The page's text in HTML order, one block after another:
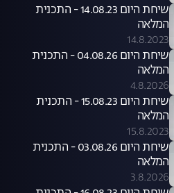
שיחת היום 14.08.23 - התכנית
המלאה
14.8.2023
שיחת היום 04.08.26 - התכנית
המלאה
4.8.2026
שיחת היום 15.08.23 - התכנית
המלאה
15.8.2023
שיחת היום 03.08.26 - התכנית
המלאה
3.8.2026